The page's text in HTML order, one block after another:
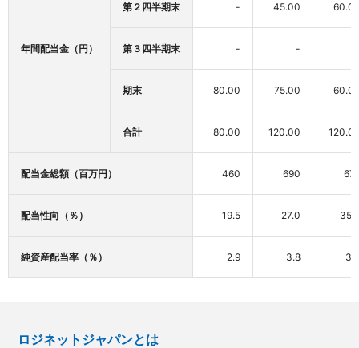
年間配当金（円）
第２四半期末 - 45.00
第３四半期末 - -
期末 80.00 75.00
合計 80.00 120.00
配当金総額（百万円） 460 690
配当性向（％） 19.5 27.0
純資産配当率（％） 2.9 3.8
ロジネットジャパンとは